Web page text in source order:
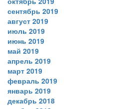
сентябрь 2019
август 2019
июль 2019
июнь 2019
май 2019
апрель 2019
март 2019
февраль 2019
январь 2019
декабрь 2018